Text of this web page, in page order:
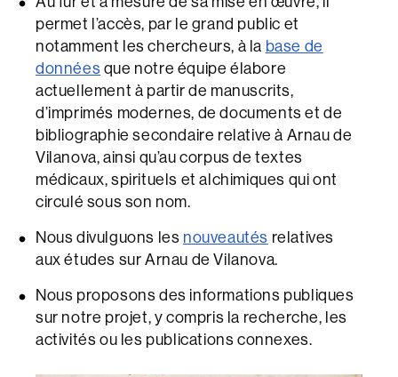
permet l’accès, par le grand public et
notamment les chercheurs, à la base de
données que notre équipe élabore
actuellement à partir de manuscrits,
d’imprimés modernes, de documents et de
bibliographie secondaire relative à Arnau de
Vilanova, ainsi qu’au corpus de textes
médicaux, spirituels et alchimiques qui ont
circulé sous son nom.
Nous divulguons les nouveautés relatives
aux études sur Arnau de Vilanova.
Nous proposons des informations publiques
sur notre projet, y compris la recherche, les
activités ou les publications connexes.